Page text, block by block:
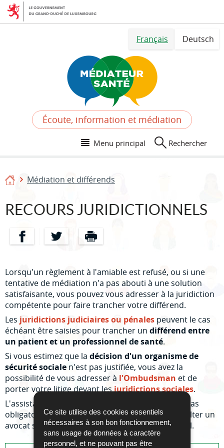
Ce site utilise des cookies essentiels
nécessaires à son bon fonctionnement,
sans usage de données à caractère
personnel, et ne pouvant pas être
Aller
Aller
au
Écoute, information et médiation
Menu principal Rechercher
Changer
de
langue
Français Deutsch
Accueil
Médiation et différends
RECOURS JURIDICTIONNELS
Partager sur Facebook
Partager sur Twitter
Lorsqu'un règlement à l'amiable est refusé, ou si une
tentative de médiation n'a pas abouti à une solution
satisfaisante, vous pouvez vous adresser à la juridiction
compétente pour faire trancher votre différend.
Les juridictions judiciaires ou pénales peuvent le cas
échéant être saisies pour trancher un différend entre
un patient et un professionnel de santé.
Si vous estimez que la décision d'un organisme de
sécurité sociale n'est pas justifiée, vous avez la
possibilité de vous adresser à l'Ombudsman et de
porter votre litige devant lesjuridictions sociales.
L'assistance d'un avocat n'est pas dans tous les cas
obligatoire. Il se recommande toutefois de consulter un
avocat si vous envisagez un recours juridictionnel.